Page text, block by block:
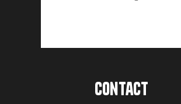
Contact